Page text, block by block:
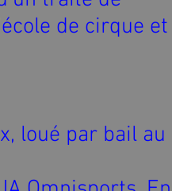
de cirque et
loué par bail au